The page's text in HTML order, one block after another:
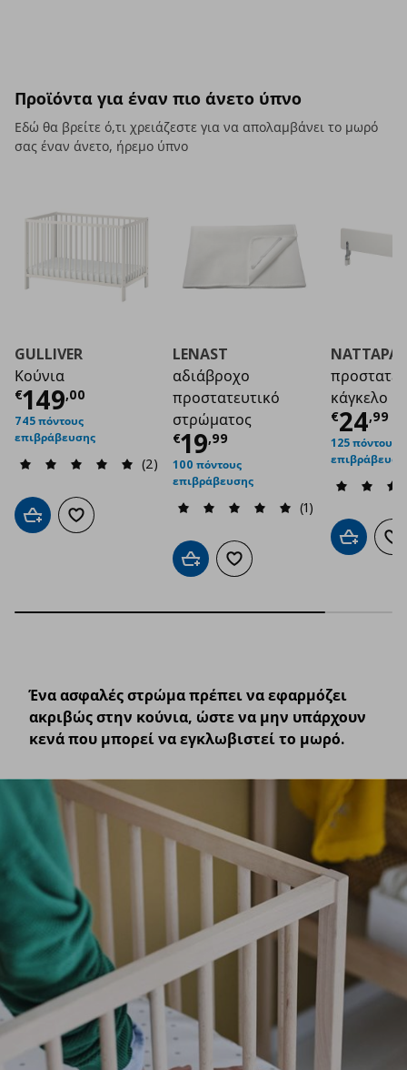
Προϊόντα για έναν πιο άνετο ύπνο
Εδώ θα βρείτε ό,τι χρειάζεστε για να απολαμβάνει το μωρό
σας έναν άνετο, ήρεμο ύπνο
GULLIVER
Κούνια
€149,00
Τρέχουσα τιμή€ 149,00
745 πόντους
επιβράβευσης
(2)
Προσθήκη στο καλάθι
Προσθήκη στα αγαπημένα
LENAST
αδιάβροχο
προστατευτικό
στρώματος
€19,99
Τρέχουσα τιμή€
100 πόντους
επιβράβευσης
(1)
Προσθήκη στο καλάθι
Προσθήκη στα αγαπημένα
NATTAPA
κάγκελο
€24,99
125 πόντους
Προσθήκη
Ένα ασφαλές στρώμα πρέπει να εφαρμόζει
ακριβώς στην κούνια, ώστε να μην υπάρχουν
κενά που μπορεί να εγκλωβιστεί το μωρό.